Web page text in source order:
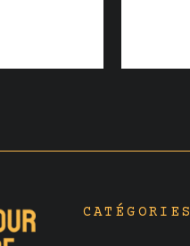
CATÉGORIES